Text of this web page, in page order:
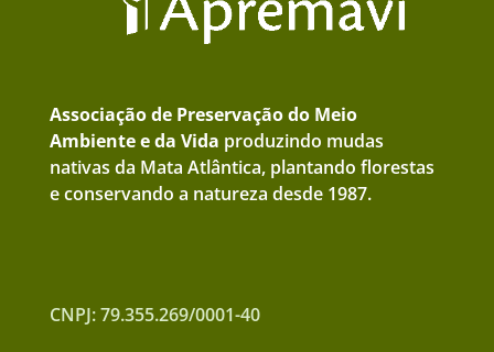
Associação de Preservação do Meio
Ambiente e da Vida produzindo mudas
nativas da Mata Atlântica, plantando florestas
e conservando a natureza desde 1987.
CNPJ: 79.355.269/0001-40